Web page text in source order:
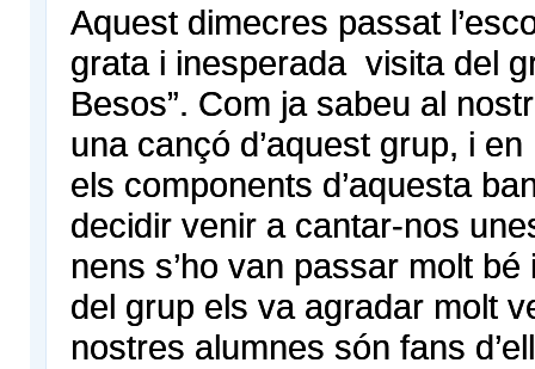
Aquest dimecres passat
grata i inesperada visita del
Besos”. Com ja sabeu al
una cançó d’aquest grup, i
els components d’aquesta
decidir venir a cantar-nos
nens s’ho van passar molt
del grup els va agradar molt
nostres alumnes són fans